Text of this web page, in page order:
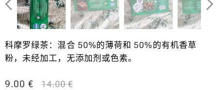
科摩罗绿茶：混合 50%的薄荷和 50%的有机香草
粉，未经加工，无添加剂或色素。
9.00 € 14.00€